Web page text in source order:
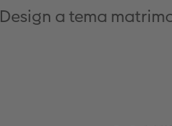
Design a tema